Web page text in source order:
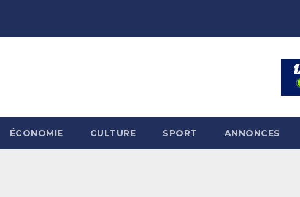
ÉCONOMIE CULTURE SPORT ANNONCES